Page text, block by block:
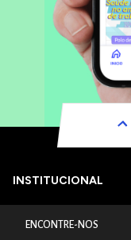
INSTITUCIONAL
ENCONTRE-NOS